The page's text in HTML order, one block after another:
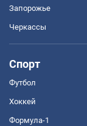
Запорожье
Черкассы
Спорт
Футбол
Хоккей
Формула-1